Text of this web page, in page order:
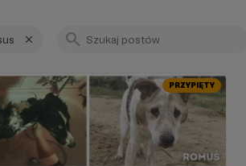
PRZYPIĘTY